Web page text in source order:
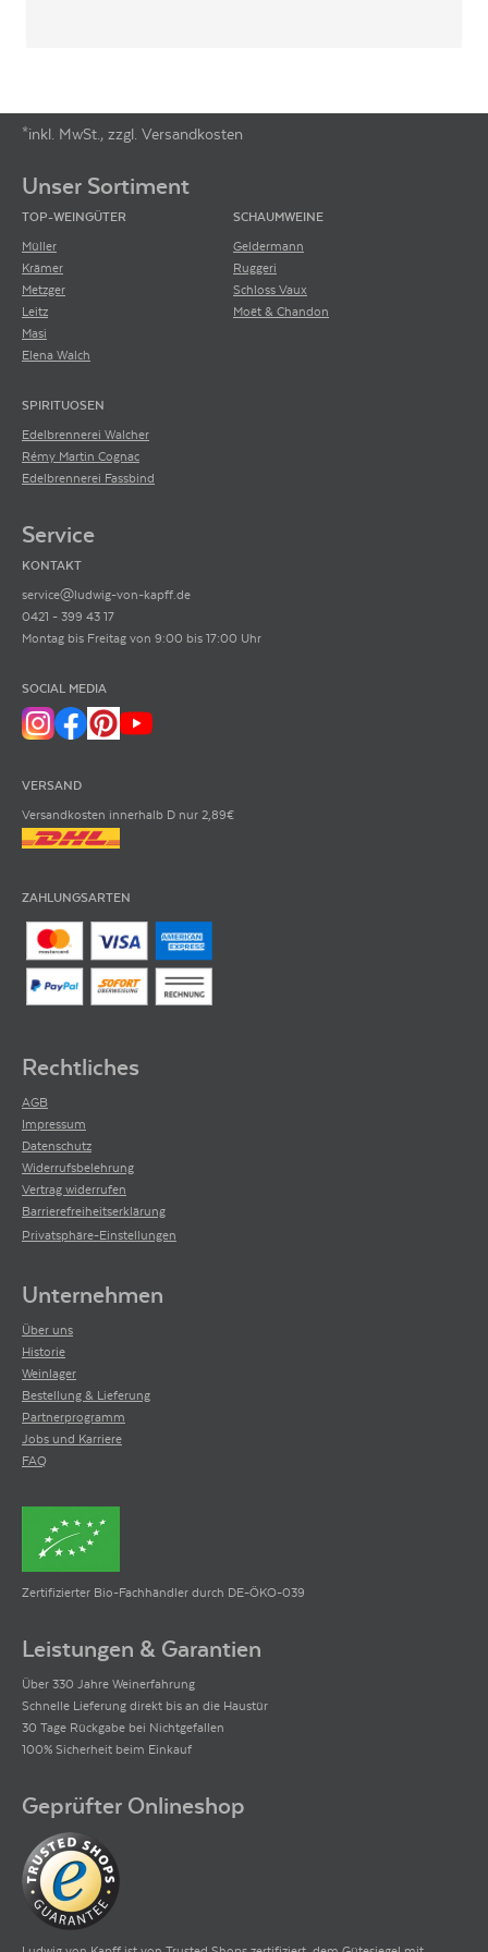
Footer-Menü
*inkl. MwSt., zzgl. Versandkosten
Unser Sortiment
TOP-WEINGÜTER
Müller
Krämer
Metzger
Leitz
Masi
Elena Walch
SCHAUMWEINE
Geldermann
Ruggeri
Schloss Vaux
Moët & Chandon
SPIRITUOSEN
Edelbrennerei Walcher
Rémy Martin Cognac
Edelbrennerei Fassbind
Service
KONTAKT
service@ludwig-von-kapff.de
0421 - 399 43 17
Montag bis Freitag von 9:00 bis 17:00 Uhr
SOCIAL MEDIA
VERSAND
Versandkosten innerhalb D nur 2,89€
ZAHLUNGSARTEN
Rechtliches
AGB
Impressum
Datenschutz
Widerrufsbelehrung
Vertrag widerrufen
Barrierefreiheitserklärung
Privatsphäre-Einstellungen
Unternehmen
Über uns
Historie
Weinlager
Bestellung & Lieferung
Partnerprogramm
Jobs und Karriere
FAQ
Zertifizierter Bio-Fachhändler durch DE-ÖKO-039
Leistungen & Garantien
Über 330 Jahre Weinerfahrung
Schnelle Lieferung direkt bis an die Haustür
30 Tage Rückgabe bei Nichtgefallen
100% Sicherheit beim Einkauf
Geprüfter Onlineshop